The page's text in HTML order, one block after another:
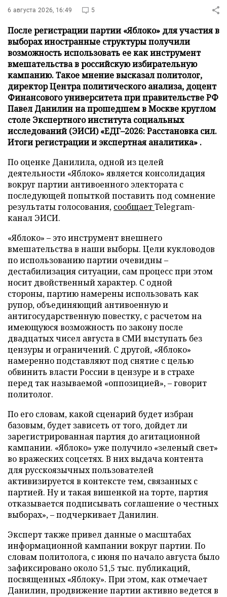
6 августа 2026, 16:49 5
После регистрации партии «Яблоко» для участия в
выборах иностранные структуры получили
возможность использовать ее как инструмент
вмешательства в российскую избирательную
кампанию. Такое мнение высказал политолог,
директор Центра политического анализа, доцент
Финансового университета при правительстве РФ
Павел Данилин на прошедшем в Москве круглом
столе Экспертного института социальных
исследований (ЭИСИ) «ЕДГ–2026: Расстановка сил.
Итоги регистрации и экспертная аналитика» .
По оценке Данилила, одной из целей
деятельности «Яблоко» является консолидация
вокруг партии антивоенного электората с
последующей попыткой поставить под сомнение
результаты голосования, сообщаетTelegram-
канал ЭИСИ.
«Яблоко» – это инструмент внешнего
вмешательства в наши выборы. Цели кукловодов
по использованию партии очевидны –
дестабилизация ситуации, сам процесс при этом
носит двойственный характер. С одной
стороны, партию намерены использовать как
рупор, объединяющий антивоенную и
антигосударственную повестку, с расчетом на
имеющуюся возможность по закону после
двадцатых чисел августа в СМИ выступать без
цензуры и ограничений. С другой, «Яблоко»
намеренно подставляют под снятие с целью
обвинить власти России в цензуре и в страхе
перед так называемой «оппозицией», – говорит
политолог.
По его словам, какой сценарий будет избран
базовым, будет зависеть от того, дойдет ли
зарегистрированная партия до агитационной
кампании. «Яблоко» уже получило «зеленый свет»
во вражеских соцсетях. В них выдача контента
для русскоязычных пользователей
активизируется в контексте тем, связанных с
партией. Ну и такая вишенкой на торте, партия
отказывается подписывать соглашение о честных
выборах», – подчеркивает Данилин.
Эксперт также привел данные о масштабах
информационной кампании вокруг партии. По
словам политолога, с июня по начало августа было
зафиксировано около 51,5 тыс. публикаций,
посвященных «Яблоку». При этом, как отмечает
Данилин, продвижение партии активно ведется в